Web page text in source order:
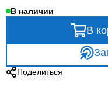
В наличии
В
Поделиться